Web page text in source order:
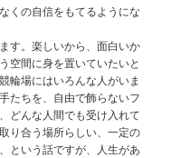
くの自信をもてるようにな
す。楽しいから、面白いか
空間に身を置いていたいと
輪場にはいろんな人がいま
たちを、自由で飾らないフ
どんな人間でも受け入れて
り合う場所らしい、一定の
という話ですが、人生があ